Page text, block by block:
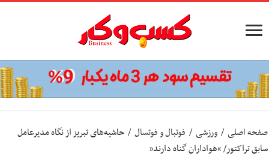
صفحه اصلی / ورزشی / فوتبال و فوتسال / حاشیه‌های تبریز از نگاه مدیرعامل
سابق تراکتور/ “هواداران گناه دارند”